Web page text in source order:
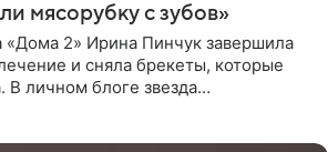
мясорубку с зубов»
«Дома 2» Ирина Пинчук завершила
и сняла брекеты, которые
В личном блоге звезда